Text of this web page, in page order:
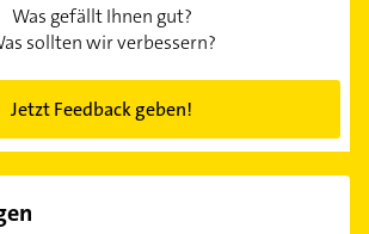
Was gefällt Ihnen gut?
sollten wir verbessern?
Jetzt Feedback geben!